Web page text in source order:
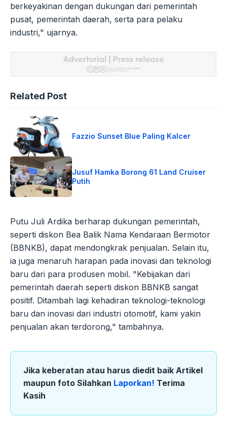
berkeyakinan dengan dukungan dari pemerintah
pusat, pemerintah daerah, serta para pelaku
industri," ujarnya.
Related Post
Fazzio Sunset Blue Paling Kalcer
Jusuf Hamka Borong 61 Land Cruiser
Putih
Putu Juli Ardika berharap dukungan pemerintah,
seperti diskon Bea Balik Nama Kendaraan Bermotor
(BBNKB), dapat mendongkrak penjualan. Selain itu,
ia juga menaruh harapan pada inovasi dan teknologi
baru dari para produsen mobil. "Kebijakan dari
pemerintah daerah seperti diskon BBNKB sangat
positif. Ditambah lagi kehadiran teknologi-teknologi
baru dan inovasi dari industri otomotif, kami yakin
penjualan akan terdorong," tambahnya.
Jika keberatan atau harus diedit baik Artikel
maupun foto Silahkan Laporkan! Terima
Kasih